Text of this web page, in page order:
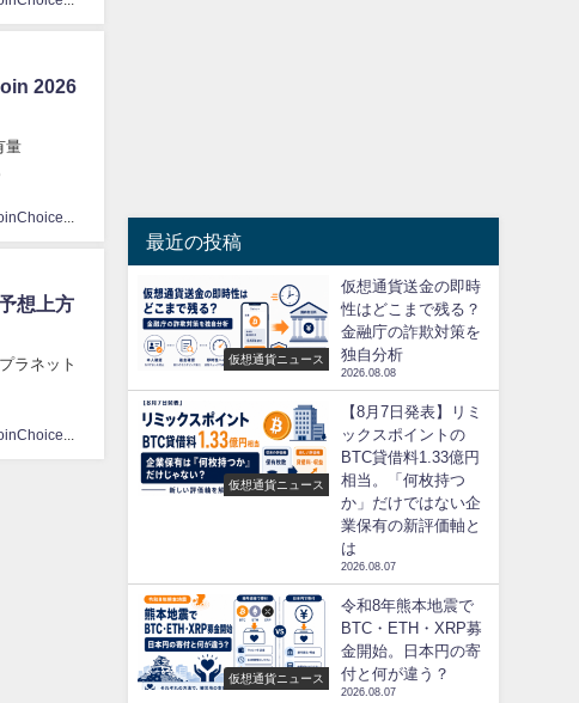
2026
量
想上方
ラネット
最近の投稿
仮想通貨ニュース
仮想通貨送金の即時
性はどこまで残る？
金融庁の詐欺対策を
独自分析
2026.08.08
仮想通貨ニュース
【8月7日発表】リミ
ックスポイントの
BTC貸借料1.33億円
相当。「何枚持つ
か」だけではない企
業保有の新評価軸と
は
2026.08.07
仮想通貨ニュース
令和8年熊本地震で
BTC・ETH・XRP募
金開始。日本円の寄
付と何が違う？
2026.08.07